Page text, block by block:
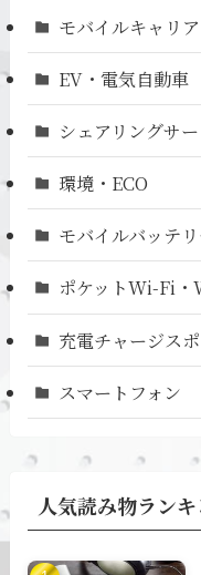
モバイルキャリア
EV・電気自動車
シェアリングサ
環境・ECO
モバイルバッテ
ポケットWi-Fi
充電チャージス
スマートフォン
人気読み物ラン